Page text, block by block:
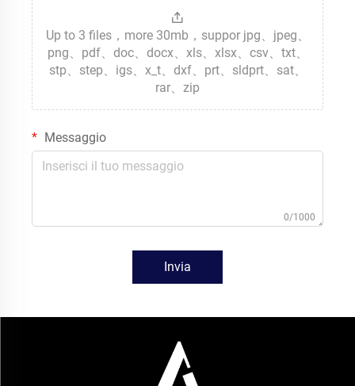
Up to 3 files，more 30mb，suppor jpg、jpeg、
png、pdf、doc、docx、xls、xlsx、csv、txt、
stp、step、igs、x_t、dxf、prt、sldprt、sat、
rar、zip
Messaggio
0/1000
Invia